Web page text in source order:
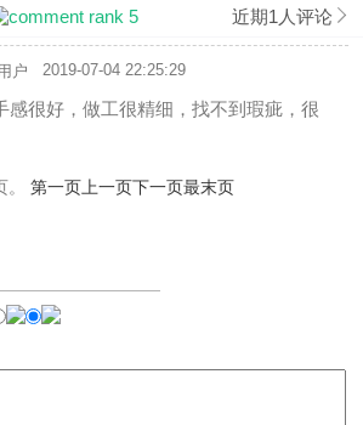
近期1人评论
户 2019-07-04 22:25:29
感很好，做工很精细，找不到瑕疵，很
。 第一页 上一页下一页最末页